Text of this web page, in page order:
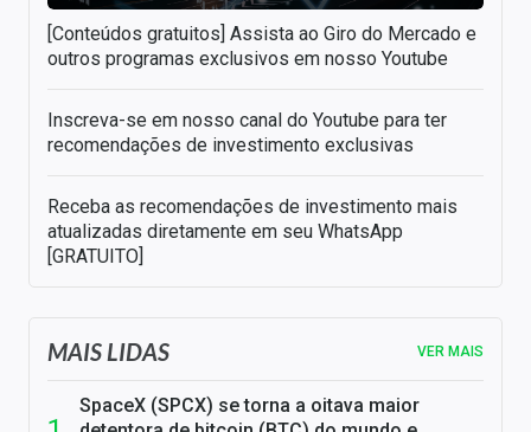
[Conteúdos gratuitos] Assista ao Giro do Mercado e
outros programas exclusivos em nosso Youtube
Inscreva-se em nosso canal do Youtube para ter
recomendações de investimento exclusivas
Receba as recomendações de investimento mais
atualizadas diretamente em seu WhatsApp
[GRATUITO]
MAIS LIDAS VER MAIS
SpaceX (SPCX) se torna a oitava maior